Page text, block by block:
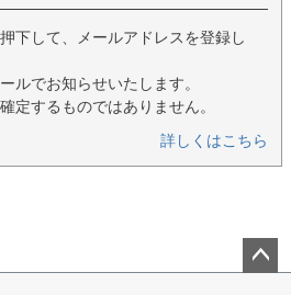
下して、メールアドレスを登録し
ルでお知らせいたします。
定するものではありません。
詳しくはこちら